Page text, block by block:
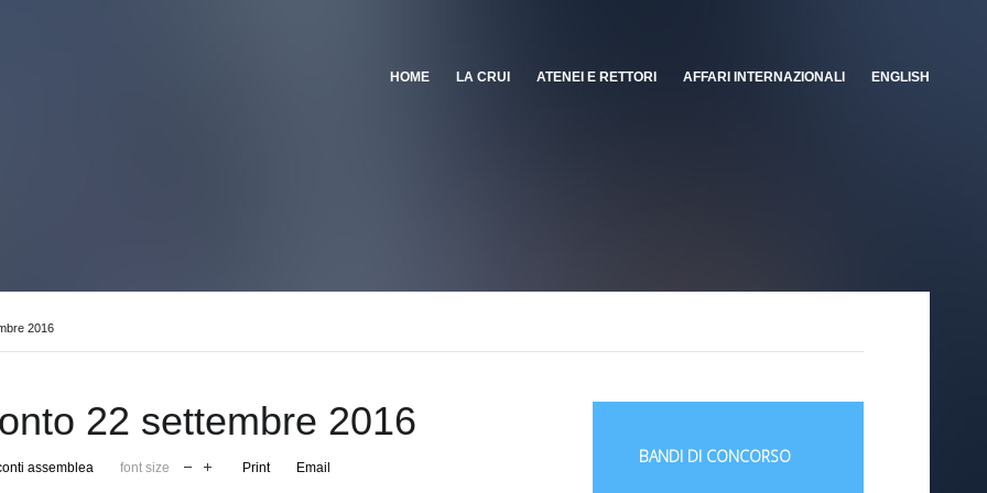
HOME LA CRUI ATENEI E RETTORI AFFARI INTERNAZIONALI ENGLISH
2016
22 settembre 2016
assemblea font size Print Email
BANDI DI CONCORSO